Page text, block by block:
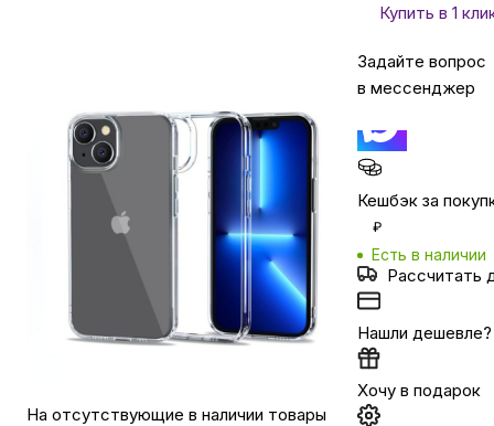
Для дома и дачи
LEGO
Для домашних питомцев
Умный дом и безопасность
Автомобильные аксессуары
Сервисный центр Apple в Самаре
На отсутствующие в наличии товары
Купить в 1
Задайте вопрос
в мессенджер
Кешбэк за
₽
Есть в наличии
Рассчитать
Нашли дешевле?
Хочу в подарок